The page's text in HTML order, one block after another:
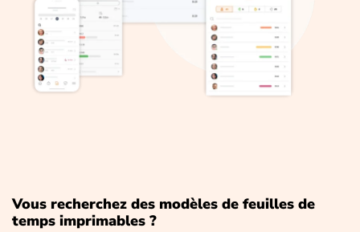
Vous recherchez des modèles de feuilles de
temps imprimables ?